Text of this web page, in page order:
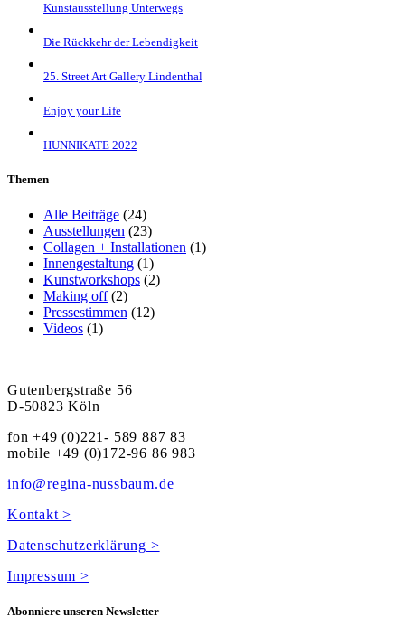
Kunstausstellung Unterwegs
Die Rückkehr der Lebendigkeit
25. Street Art Gallery Lindenthal
Enjoy your Life
HUNNIKATE 2022
Themen
Alle Beiträge (24)
Ausstellungen (23)
Collagen + Installationen (1)
Innengestaltung (1)
Kunstworkshops (2)
Making off(2)
Pressestimmen (12)
Videos (1)
Gutenbergstraße 56
D-50823 Köln
fon +49 (0)221- 589 887 83
mobile +49 (0)172-96 86 983
info@regina-nussbaum.de
Kontakt >
Datenschutzerklärung >
Impressum >
Abonniere unseren Newsletter